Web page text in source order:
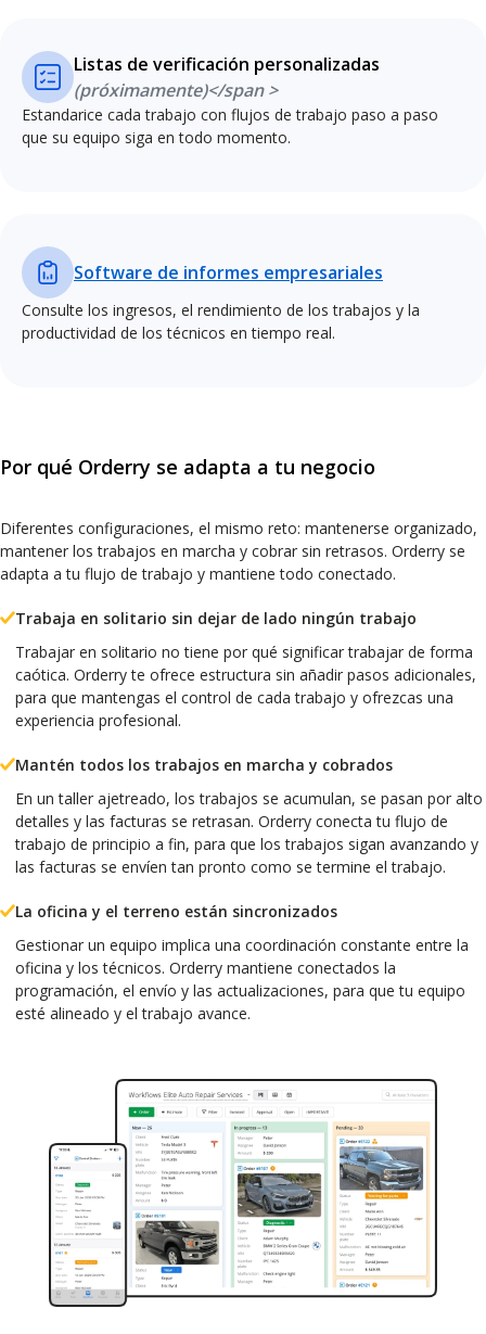
Listas de verificación personalizadas
(próximamente)</span >
Estandarice cada trabajo con flujos de trabajo paso a paso
que su equipo siga en todo momento.
Software de informes empresariales
Consulte los ingresos, el rendimiento de los trabajos y la
productividad de los técnicos en tiempo real.
Por qué Orderry se adapta a tu negocio
Diferentes configuraciones, el mismo reto: mantenerse organizado,
mantener los trabajos en marcha y cobrar sin retrasos. Orderry se
adapta a tu flujo de trabajo y mantiene todo conectado.
Trabaja en solitario sin dejar de lado ningún trabajo
Trabajar en solitario no tiene por qué significar trabajar de forma
caótica. Orderry te ofrece estructura sin añadir pasos adicionales,
para que mantengas el control de cada trabajo y ofrezcas una
experiencia profesional.
Mantén todos los trabajos en marcha y cobrados
En un taller ajetreado, los trabajos se acumulan, se pasan por alto
detalles y las facturas se retrasan. Orderry conecta tu flujo de
trabajo de principio a fin, para que los trabajos sigan avanzando y
las facturas se envíen tan pronto como se termine el trabajo.
La oficina y el terreno están sincronizados
Gestionar un equipo implica una coordinación constante entre la
oficina y los técnicos. Orderry mantiene conectados la
programación, el envío y las actualizaciones, para que tu equipo
esté alineado y el trabajo avance.